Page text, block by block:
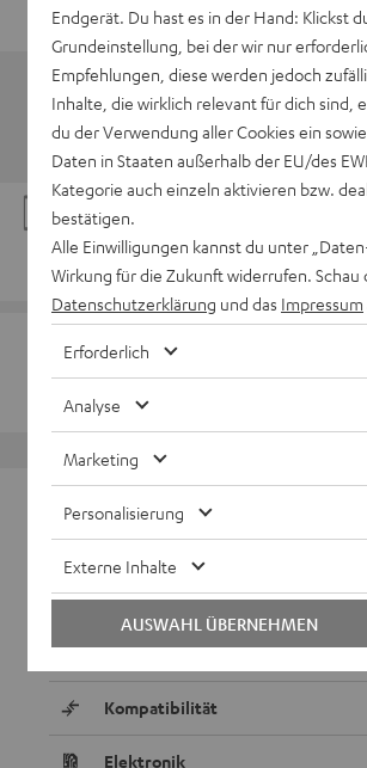
REAL BLUE TWS 3 Ohrhörer einzeln
Abmessungen
Kompatibilität
Elektronik
Endgerät. Du hast es in der Hand: Klickst
Grundeinstellung, bei der wir nur
Empfehlungen, diese werden jedoch
Inhalte, die wirklich relevant für dich sind,
du der Verwendung aller Cookies ein
Daten in Staaten außerhalb der EU/des
Kategorie auch einzeln aktivieren bzw.
bestätigen.
Alle Einwilligungen kannst du unter
Wirkung für die Zukunft widerrufen.
Datenschutzerklärung und das Impressum
Erforderlich
Analyse
Marketing
Personalisierung
Externe Inhalte
AUSWAHL ÜBERNEHMEN